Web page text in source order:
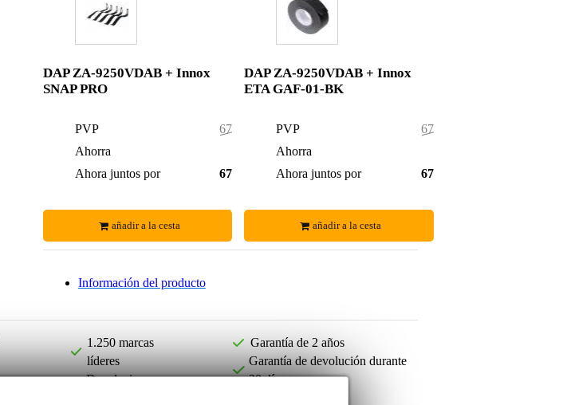
DAP ZA-9250VDAB + Innox
SNAP PRO
PVP
673,50 €
Ahorra
Ahora juntos por
672,00 €
añadir a la cesta
DAP ZA-9250VDAB + Innox
ETA GAF-01-BK
PVP
675,50 €
Ahorra
Ahora juntos por
674,00 €
añadir a la cesta
Información del producto
1.250 marcas
líderes
Devoluciones
Garantía de 2 años
Garantía de devolución durante
30 días